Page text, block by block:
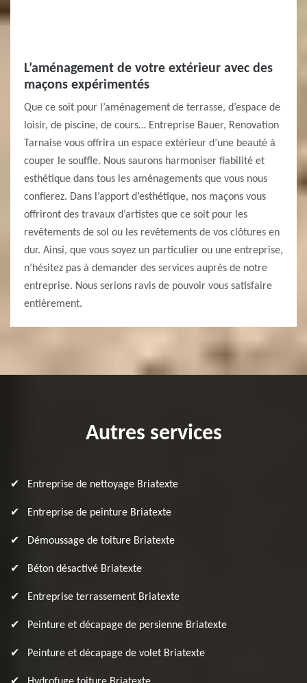
L’aménagement de votre extérieur avec des
maçons expérimentés
Que ce soit pour l’aménagement de terrasse, d’espace de
loisir, de piscine, de cours… Entreprise Bauer, Renovation
Tarnaise vous offrira un espace extérieur d’une beauté à
couper le souffle. Nous saurons harmoniser fiabilité et
esthétique dans tous les aménagements que vous nous
confierez. Dans l’apport d’esthétique, nos maçons vous
offriront des travaux d’artistes que ce soit pour les
revêtements de sol ou les revêtements de vos clôtures en
dur. Ainsi, que vous soyez un particulier ou une entreprise,
n’hésitez pas à demander des services auprès de notre
entreprise. Nous serions ravis de pouvoir vous satisfaire
entièrement.
Autres services
Entreprise de nettoyage Briatexte
Entreprise de peinture Briatexte
Démoussage de toiture Briatexte
Béton désactivé Briatexte
Entreprise terrassement Briatexte
Peinture et décapage de persienne Briatexte
Peinture et décapage de volet Briatexte